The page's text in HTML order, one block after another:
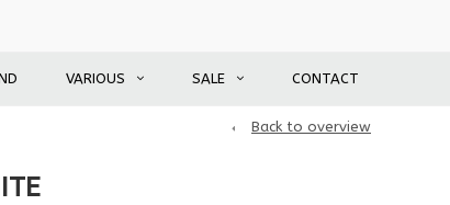
VARIOUS SALE CONTACT
Back to overview